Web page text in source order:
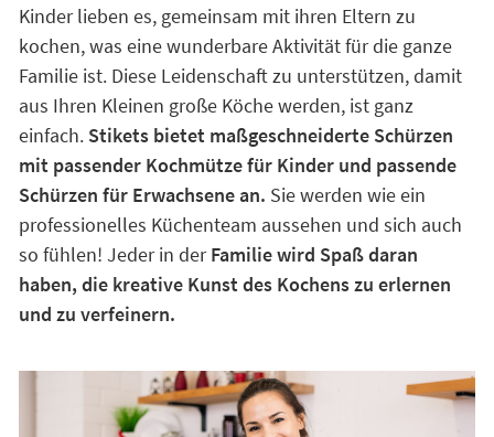
Kinder lieben es, gemeinsam mit ihren Eltern zu
kochen, was eine wunderbare Aktivität für die ganze
Familie ist. Diese Leidenschaft zu unterstützen, damit
aus Ihren Kleinen große Köche werden, ist ganz
einfach. Stikets bietet maßgeschneiderte Schürzen
mit passender Kochmütze für Kinder und passende
Schürzen für Erwachsene an. Sie werden wie ein
professionelles Küchenteam aussehen und sich auch
so fühlen! Jeder in derFamilie wird Spaß daran
haben, die kreative Kunst des Kochens zu erlernen
und zu verfeinern.